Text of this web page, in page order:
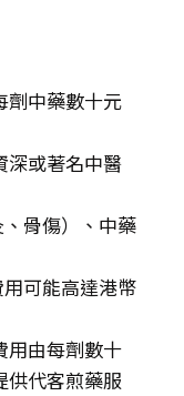
劑中藥數十元
深或著名中醫
骨傷）、中藥
可能高達港幣
用由每劑數十
供代客煎藥服